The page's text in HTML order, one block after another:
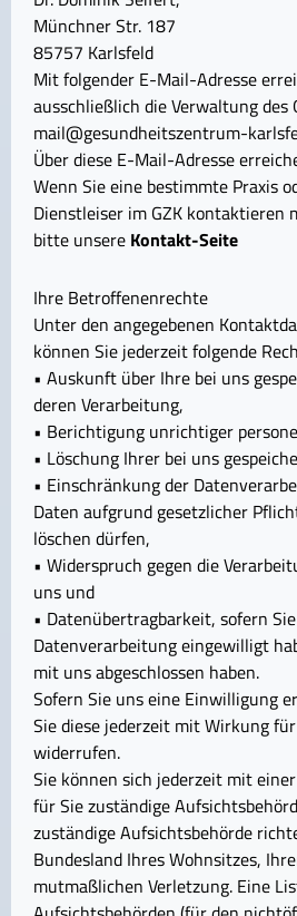
Münchner Str. 187
85757 Karlsfeld
Mit folgender E-Mail-Adresse
ausschließlich die Verwaltung des
mail@gesundheitszentrum-
Über diese E-Mail-Adresse
Wenn Sie eine bestimmte Praxis
Dienstleiser im GZK kontaktieren
bitte unsere Kontakt-Seite
Ihre Betroffenenrechte
Unter den angegebenen
können Sie jederzeit folgende
• Auskunft über Ihre bei uns
deren Verarbeitung,
• Berichtigung unrichtiger
• Löschung Ihrer bei uns
• Einschränkung der
Daten aufgrund gesetzlicher
löschen dürfen,
• Widerspruch gegen die
uns und
• Datenübertragbarkeit, sofern
Datenverarbeitung eingewilligt
mit uns abgeschlossen haben.
Sofern Sie uns eine Einwilligung
Sie diese jederzeit mit Wirkung
widerrufen.
Sie können sich jederzeit mit
für Sie zuständige
zuständige Aufsichtsbehörde
Bundesland Ihres Wohnsitzes,
mutmaßlichen Verletzung. Eine